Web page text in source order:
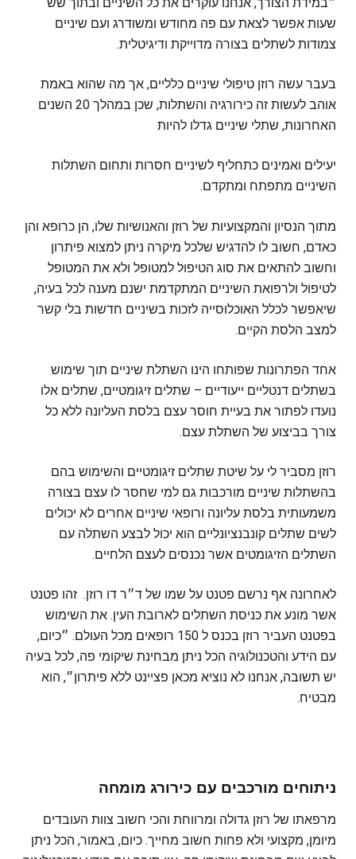
שעות אפשר לצאת עם פה מחודש ומשודרג ועם שיניים
צמודות לשתלים בצורה מדוייקת ודיגיטלית.
בעבר עשה רוזן טיפולי שיניים כלליים, אך מה שהוא באמת
אוהב לעשות זה כירורגיה והשתלות, שכן במהלך 20 השנים
האחרונות, שתלי שיניים גדלו להיות
יעילים ואמינים כתחליף לשיניים חסרות ותחום השתלות
השיניים מתפתח ומתקדם.
מתוך הנסיון והמקצועיות של רוזן והאנושיות שלו, הן כרופא והן
כאדם, חשוב לו להדגיש שלכל מיקרה ניתן למצוא פיתרון
וחשוב להתאים את סוג הטיפול למטופל ולא את המטופל
לטיפול ולרפואת השיניים המתקדמת ישנם מענה לכל בעיה,
שיאפשר לכלל האוכלוסייה לזכות בשיניים חדשות בלי קשר
למצב הלסת הקיים.
אחד הפתרונות שפותחו הינו השתלת שיניים תוך שימוש
בשתלים דנטליים ייעודיים – שתלים זיגומטיים, שתלים אלו
נועדו לפתור את בעיית חוסר עצם בלסת העליונה ללא כל
צורך בביצוע של השתלת עצם.
רוזן מסביר לי על שיטת שתלים זיגומטיים והשימוש בהם
בהשתלות שיניים מורכבות גם למי שחסר לו עצם בצורה
משמעותית בלסת עליונה ורופאי שיניים אחרים לא יכולים
לשים שתלים קונבנציונליים הוא יכול לבצע השתלה עם
השתלים הזיגומטים אשר נכנסים לעצם הלחיים.
לאחרונה אף נרשם פטנט על שמו של ד״ר דו רוזן. זהו פטנט
אשר מונע את כניסת השתלים לארובת העין. את השימוש
בפטנט העביר רוזן בכנס ל 150 רופאים מכל העולם. ״כיום,
עם הידע והטכנולוגיה הכל ניתן מבחינת שיקומי פה, לכל בעיה
יש תשובה, אנחנו לא נוציא מכאן פציינט ללא פיתרון״, הוא
מבטיח.
ניתוחים מורכבים עם כירורג מומחה
מרפאתו של רוזן גדולה ומרווחת והכי חשוב צוות העובדים
מיומן, מקצועי ולא פחות חשוב מחייך. כיום, באמור, הכל ניתן